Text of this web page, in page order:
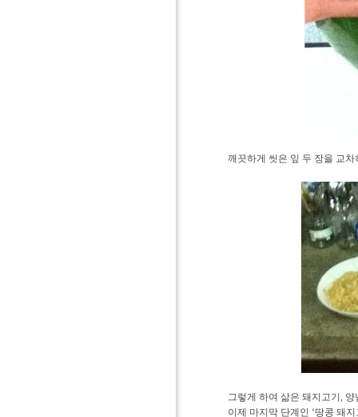
깨끗하게 씻은 잎 두 장을 교
그렇게 하여 삶은 돼지고기,
이제 마지막 단계인 ‘땅콩 돼